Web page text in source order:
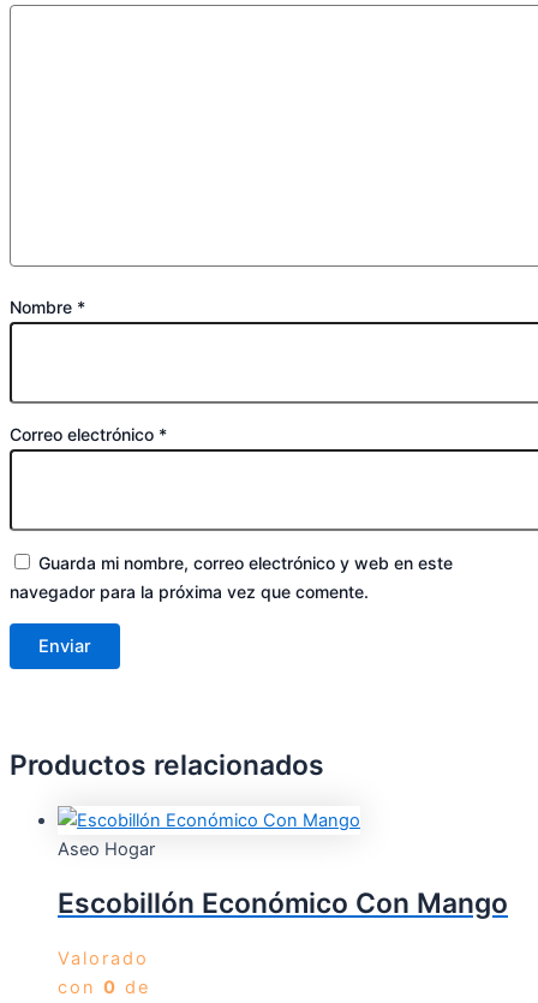
Nombre *
Correo electrónico *
Guarda mi nombre, correo electrónico y web en este
navegador para la próxima vez que comente.
Productos relacionados
Aseo Hogar
Escobillón Económico Con Mango
Valorado
con 0 de